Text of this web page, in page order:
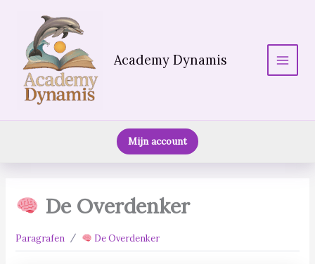
inhoud
Academy Dynamis
Main
Mijn account
De Overdenker
Paragrafen De Overdenker